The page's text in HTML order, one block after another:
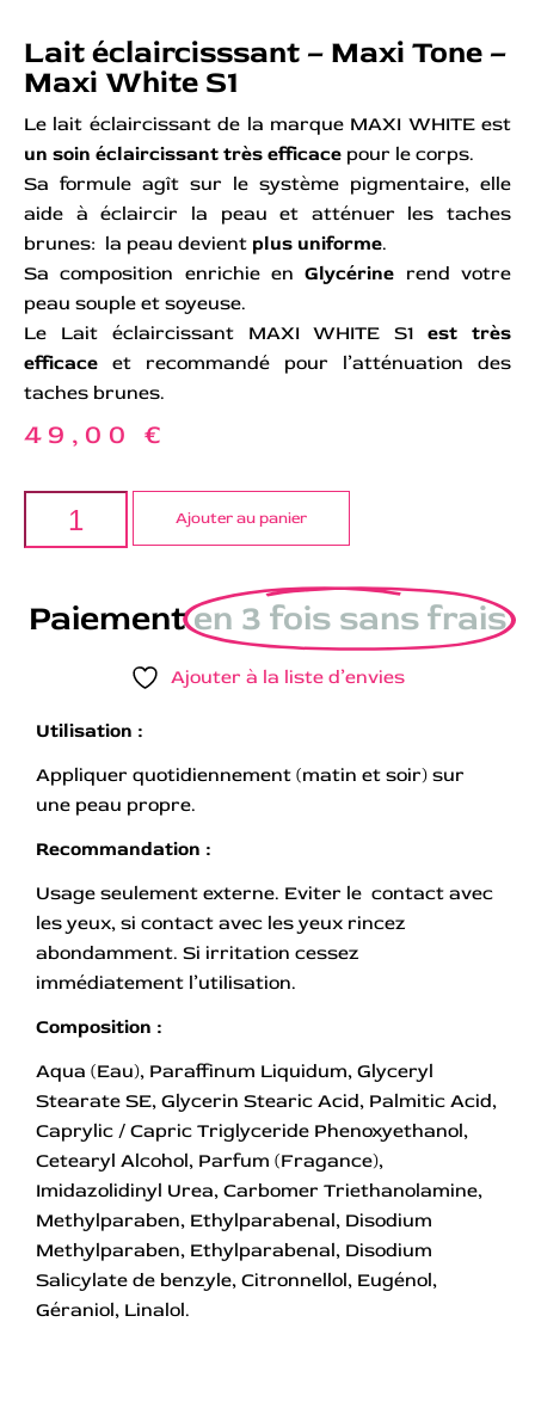
Lait éclaircisssant – Maxi Tone –
Maxi White S1
Le lait éclaircissant de la marque MAXI WHITE est
un soin éclaircissant très efficace pour le corps.
Sa formule agît sur le système pigmentaire, elle
aide à éclaircir la peau et atténuer les taches
brunes: la peau devient plus uniforme.
Sa composition enrichie enGlycérine rend votre
peau souple et soyeuse.
Le Lait éclaircissant MAXI WHITE S1est très
efficace et recommandé pour l’atténuation des
taches brunes.
49,00 €
Ajouter au panier
Paiementen 3 fois sans frais
Ajouter à la liste d’envies
Utilisation :
Appliquer quotidiennement (matin et soir) sur
une peau propre.
Recommandation :
Usage seulement externe. Eviter le contact avec
les yeux, si contact avec les yeux rincez
abondamment. Si irritation cessez
immédiatement l’utilisation.
Composition :
Aqua (Eau), Paraffinum Liquidum, Glyceryl
Stearate SE, Glycerin Stearic Acid, Palmitic Acid,
Caprylic / Capric Triglyceride Phenoxyethanol,
Cetearyl Alcohol, Parfum (Fragance),
Imidazolidinyl Urea, Carbomer Triethanolamine,
Methylparaben, Ethylparabenal, Disodium
Methylparaben, Ethylparabenal, Disodium
Salicylate de benzyle, Citronnellol, Eugénol,
Géraniol, Linalol.